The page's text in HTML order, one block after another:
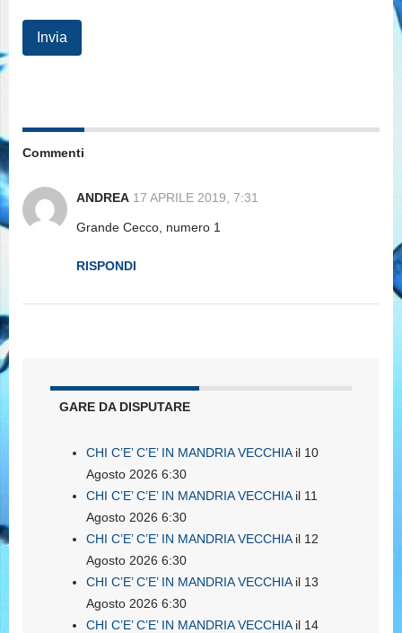
Commenti
ANDREA 17 APRILE 2019, 7:31
Grande Cecco, numero 1
RISPONDI
GARE DA DISPUTARE
CHI C’E’ C’E’ IN MANDRIA VECCHIAil 10
Agosto 2026 6:30
CHI C’E’ C’E’ IN MANDRIA VECCHIAil 11
Agosto 2026 6:30
CHI C’E’ C’E’ IN MANDRIA VECCHIAil 12
Agosto 2026 6:30
CHI C’E’ C’E’ IN MANDRIA VECCHIAil 13
Agosto 2026 6:30
CHI C’E’ C’E’ IN MANDRIA VECCHIAil 14